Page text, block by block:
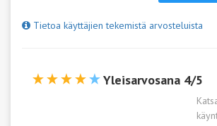
Tietoa käyttäjien tekemistä arvosteluista
Yleisarvosana 4/5